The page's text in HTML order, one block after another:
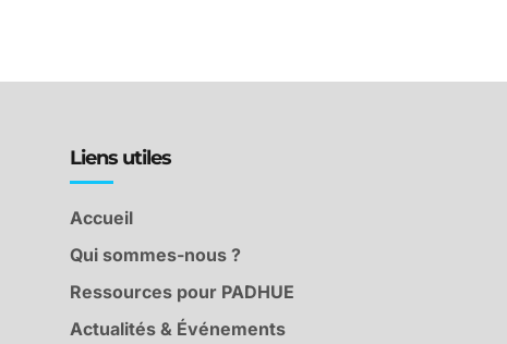
Liens utiles
Accueil
Qui sommes-nous ?
Ressources pour PADHUE
Actualités & Événements